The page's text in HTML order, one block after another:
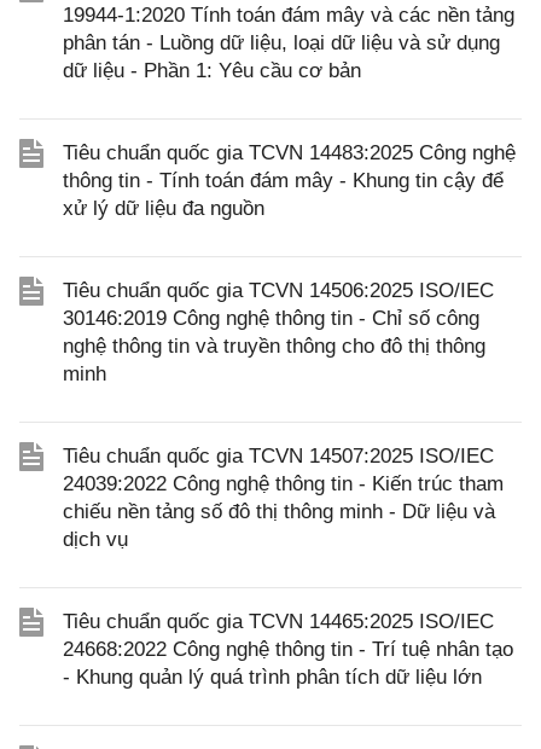
19944-1:2020 Tính toán đám mây và các nền tảng
phân tán - Luồng dữ liệu, loại dữ liệu và sử dụng
dữ liệu - Phần 1: Yêu cầu cơ bản
Tiêu chuẩn quốc gia TCVN 14483:2025 Công nghệ
thông tin - Tính toán đám mây - Khung tin cậy để
xử lý dữ liệu đa nguồn
Tiêu chuẩn quốc gia TCVN 14506:2025 ISO/IEC
30146:2019 Công nghệ thông tin - Chỉ số công
nghệ thông tin và truyền thông cho đô thị thông
minh
Tiêu chuẩn quốc gia TCVN 14507:2025 ISO/IEC
24039:2022 Công nghệ thông tin - Kiến trúc tham
chiếu nền tảng số đô thị thông minh - Dữ liệu và
dịch vụ
Tiêu chuẩn quốc gia TCVN 14465:2025 ISO/IEC
24668:2022 Công nghệ thông tin - Trí tuệ nhân tạo
- Khung quản lý quá trình phân tích dữ liệu lớn